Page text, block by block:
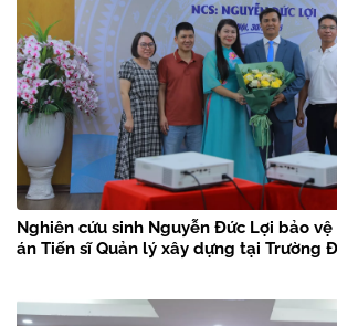
Nghiên cứu sinh Nguyễn Đức Lợi bảo
án Tiến sĩ Quản lý xây dựng tại Trường